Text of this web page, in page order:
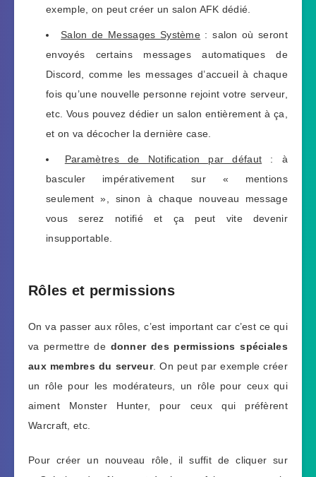
exemple, on peut créer un salon AFK dédié.
Salon de Messages Système : salon où seront
envoyés certains messages automatiques de
Discord, comme les messages d’accueil à chaque
fois qu’une nouvelle personne rejoint votre serveur,
etc. Vous pouvez dédier un salon entièrement à ça,
et on va décocher la dernière case.
Paramètres de Notification par défaut : à
basculer impérativement sur « mentions
seulement », sinon à chaque nouveau message
vous serez notifié et ça peut vite devenir
insupportable.
Rôles et permissions
On va passer aux rôles, c’est important car c’est ce qui
va permettre de donner des permissions spéciales
aux membres du serveur. On peut par exemple créer
un rôle pour les modérateurs, un rôle pour ceux qui
aiment Monster Hunter, pour ceux qui préfèrent
Warcraft, etc.
Pour créer un nouveau rôle, il suffit de cliquer sur